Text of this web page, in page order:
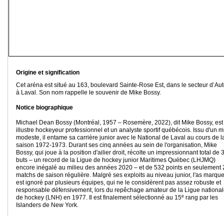
Origine et signification
Cet aréna est situé au 163, boulevard Sainte-Rose Est, dans le secteur
à Laval. Son nom rappelle le souvenir de Mike Bossy.
Notice biographique
Michael Dean Bossy (Montréal, 1957 – Rosemère, 2022), dit Mike Bossy,
illustre hockeyeur professionnel et un analyste sportif québécois. Issu d'un
modeste, il entame sa carrière junior avec le National de Laval au cours de
saison 1972-1973. Durant ses cinq années au sein de l'organisation, Mike
Bossy, qui joue à la position d'ailier droit, récolte un impressionnant total de
buts – un record de la Ligue de hockey junior Maritimes Québec (LHJMQ)
encore inégalé au milieu des années 2020 – et de 532 points en seulement
matchs de saison régulière. Malgré ses exploits au niveau junior, l'as
est ignoré par plusieurs équipes, qui ne le considèrent pas assez robuste et
responsable défensivement, lors du repêchage amateur de la Ligue
de hockey (LNH) en 1977. Il est finalement sélectionné au 15e rang par les
Islanders de New York.